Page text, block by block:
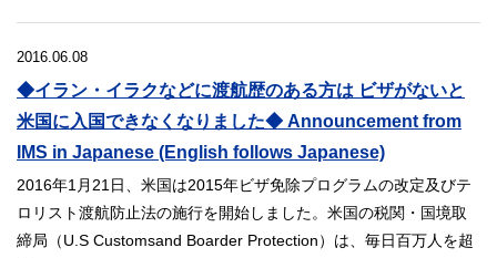
2016.06.08
◆イラン・イラクなどに渡航歴のある方は ビザがないと
米国に入国できなくなりました◆ Announcement from
IMS in Japanese (English follows Japanese)
2016年1月21日、米国は2015年ビザ免除プログラムの改定及びテ
ロリスト渡航防止法の施行を開始しました。米国の税関・国境取
締局（U.S Customsand Boarder Protection）は、毎日百万人を超